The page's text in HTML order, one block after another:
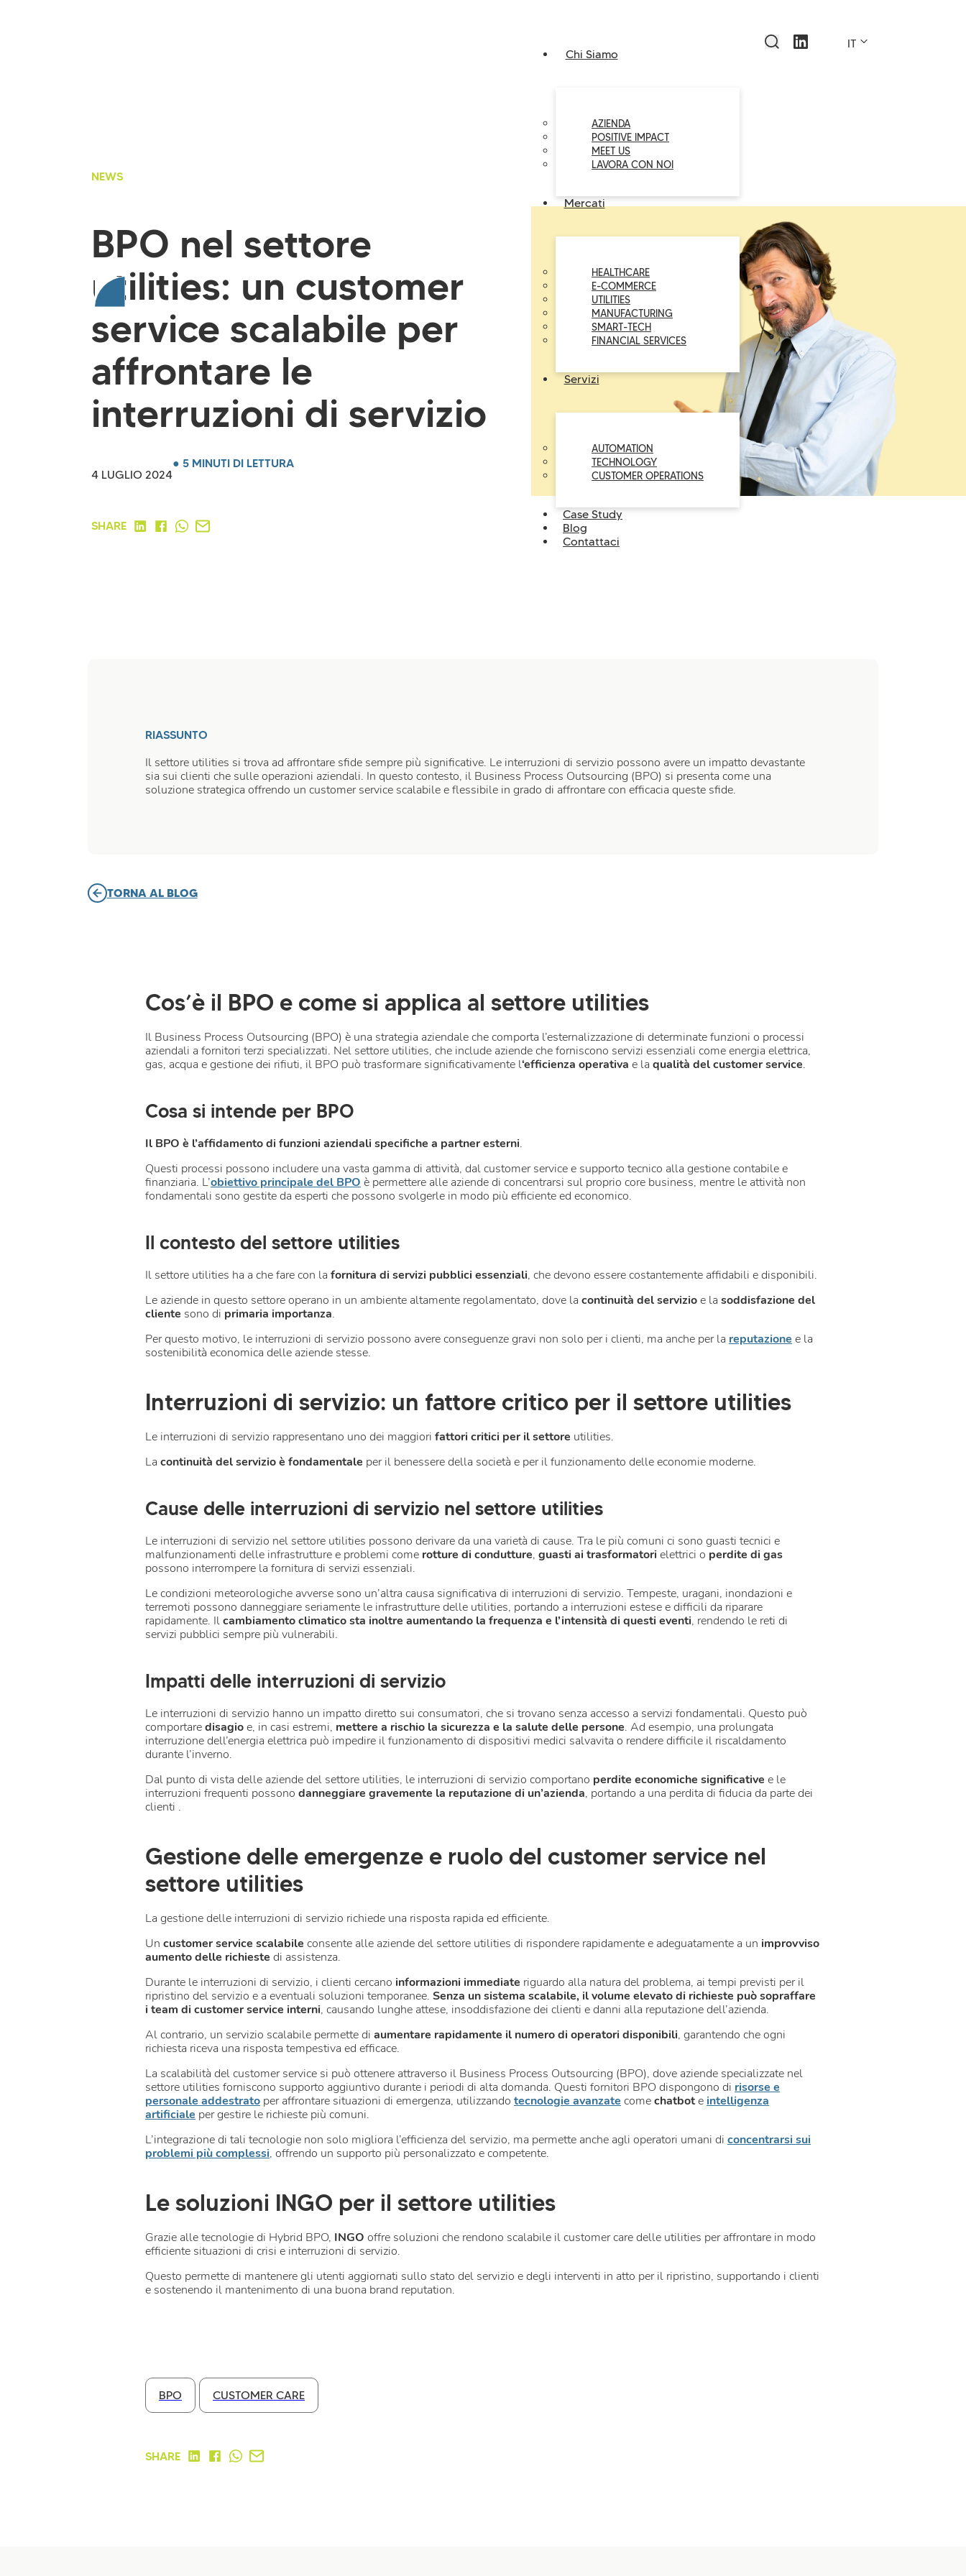
Chi Siamo
AZIENDA
POSITIVE IMPACT
MEET US
LAVORA CON NOI
Mercati
HEALTHCARE
E-COMMERCE
UTILITIES
MANUFACTURING
SMART-TECH
FINANCIAL SERVICES
Servizi
AUTOMATION
TECHNOLOGY
CUSTOMER OPERATIONS
Case Study
Blog
Contattaci
IT
NEWS
BPO nel settore
utilities: un customer
service scalabile per
affrontare le
interruzioni di servizio
4 LUGLIO 2024
● 5 MINUTI DI LETTURA
SHARE
RIASSUNTO
Il settore utilities si trova ad affrontare sfide sempre più significative. Le interruzioni di servizio possono avere un impatto devastante
sia sui clienti che sulle operazioni aziendali. In questo contesto, il Business Process Outsourcing (BPO) si presenta come una
soluzione strategica offrendo un customer service scalabile e flessibile in grado di affrontare con efficacia queste sfide.
TORNA AL BLOG
Cos’è il BPO e come si applica al settore utilities
Il Business Process Outsourcing (BPO) è una strategia aziendale che comporta l’esternalizzazione di determinate funzioni o processi
aziendali a fornitori terzi specializzati. Nel settore utilities, che include aziende che forniscono servizi essenziali come energia elettrica,
gas, acqua e gestione dei rifiuti, il BPO può trasformare significativamente l‘efficienza operativa e la qualità del customer service.
Cosa si intende per BPO
Il BPO è l’affidamento di funzioni aziendali specifiche a partner esterni.
Questi processi possono includere una vasta gamma di attività, dal customer service e supporto tecnico alla gestione contabile e
finanziaria. L’obiettivo principale del BPO è permettere alle aziende di concentrarsi sul proprio core business, mentre le attività non
fondamentali sono gestite da esperti che possono svolgerle in modo più efficiente ed economico.
Il contesto del settore utilities
Il settore utilities ha a che fare con la fornitura di servizi pubblici essenziali, che devono essere costantemente affidabili e disponibili.
Le aziende in questo settore operano in un ambiente altamente regolamentato, dove la continuità del servizioe la soddisfazione del
cliente sono di primaria importanza.
Per questo motivo, le interruzioni di servizio possono avere conseguenze gravi non solo per i clienti, ma anche per la reputazione e la
sostenibilità economica delle aziende stesse.
Interruzioni di servizio: un fattore critico per il settore utilities
Le interruzioni di servizio rappresentano uno dei maggiori fattori critici per il settore utilities.
La continuità del servizio è fondamentale per il benessere della società e per il funzionamento delle economie moderne.
Cause delle interruzioni di servizio nel settore utilities
Le interruzioni di servizio nel settore utilities possono derivare da una varietà di cause. Tra le più comuni ci sono guasti tecnici e
malfunzionamenti delle infrastrutture e problemi come rotture di condutture, guasti ai trasformatorielettrici o perdite di gas
possono interrompere la fornitura di servizi essenziali.
Le condizioni meteorologiche avverse sono un’altra causa significativa di interruzioni di servizio. Tempeste, uragani, inondazioni e
terremoti possono danneggiare seriamente le infrastrutture delle utilities, portando a interruzioni estese e difficili da riparare
rapidamente. Ilcambiamento climatico sta inoltre aumentando la frequenza e l’intensità di questi eventi, rendendo le reti di
servizi pubblici sempre più vulnerabili.
Impatti delle interruzioni di servizio
Le interruzioni di servizio hanno un impatto diretto sui consumatori, che si trovano senza accesso a servizi fondamentali. Questo può
comportaredisagioe, in casi estremi, mettere a rischio la sicurezza e la salute delle persone. Ad esempio, una prolungata
interruzione dell’energia elettrica può impedire il funzionamento di dispositivi medici salvavita o rendere difficile il riscaldamento
durante l’inverno.
Dal punto di vista delle aziende del settore utilities, le interruzioni di servizio comportano perdite economiche significative e le
interruzioni frequenti possono danneggiare gravemente la reputazione di un’azienda, portando a una perdita di fiducia da parte dei
clienti .
Gestione delle emergenze e ruolo del customer service nel
settore utilities
La gestione delle interruzioni di servizio richiede una risposta rapida ed efficiente.
Un customer service scalabile consente alle aziende del settore utilities di rispondere rapidamente e adeguatamente a un improvviso
aumento delle richieste di assistenza.
Durante le interruzioni di servizio, i clienti cercano informazioni immediate riguardo alla natura del problema, ai tempi previsti per il
ripristino del servizio e a eventuali soluzioni temporanee. Senza un sistema scalabile, il volume elevato di richieste può sopraffare
i team di customer service interni, causando lunghe attese, insoddisfazione dei clienti e danni alla reputazione dell’azienda.
Al contrario, un servizio scalabile permette di aumentare rapidamente il numero di operatori disponibili, garantendo che ogni
richiesta riceva una risposta tempestiva ed efficace.
La scalabilità del customer service si può ottenere attraverso il Business Process Outsourcing (BPO), dove aziende specializzate nel
settore utilities forniscono supporto aggiuntivo durante i periodi di alta domanda. Questi fornitori BPO dispongono di risorse e
personale addestrato per affrontare situazioni di emergenza, utilizzando tecnologie avanzate comechatbote intelligenza
artificiale per gestire le richieste più comuni.
L’integrazione di tali tecnologie non solo migliora l’efficienza del servizio, ma permette anche agli operatori umani di concentrarsi sui
problemi più complessi, offrendo un supporto più personalizzato e competente.
Le soluzioni INGO per il settore utilities
Grazie alle tecnologie di Hybrid BPO, INGO offre soluzioni che rendono scalabile il customer care delle utilities per affrontare in modo
efficiente situazioni di crisi e interruzioni di servizio.
Questo permette di mantenere gli utenti aggiornati sullo stato del servizio e degli interventi in atto per il ripristino, supportando i clienti
e sostenendo il mantenimento di una buona brand reputation.
BPO CUSTOMER CARE
SHARE